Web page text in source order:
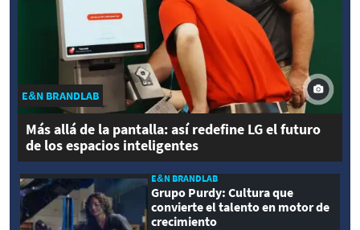
E&N BRANDLAB
Más allá de la pantalla: así redefine LG el futuro
de los espacios inteligentes
E&N BRANDLAB
Grupo Purdy: Cultura que
convierte el talento en motor de
crecimiento